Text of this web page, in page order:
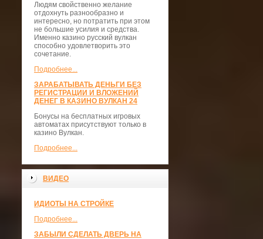
Людям свойственно желание
отдохнуть разнообразно и
интересно, но потратить при этом
не большие усилия и средства.
Именно казино русский вулкан
способно удовлетворить это
сочетание.
Подробнее...
ЗАРАБАТЫВАТЬ ДЕНЬГИ БЕЗ
РЕГИСТРАЦИИ И ВЛОЖЕНИЙ
ДЕНЕГ В КАЗИНО ВУЛКАН 24
Бонусы на бесплатных игровых
автоматах присутствуют только в
казино Вулкан.
Подробнее...
ВИДЕО
ИДИОТЫ НА СТРОЙКЕ
Подробнее...
ЗАБЫЛИ СДЕЛАТЬ ДВЕРЬ НА